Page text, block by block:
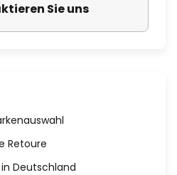
Sie uns
Retoure
in Deutschland